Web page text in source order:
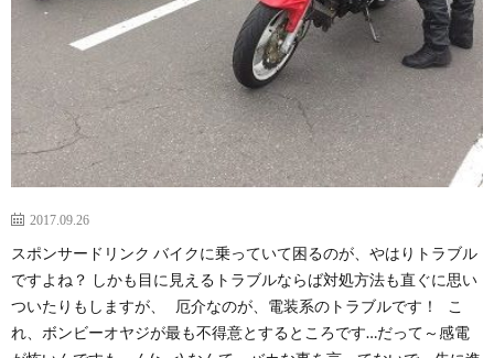
2017.09.26
スポンサードリンク バイクに乗っていて困るのが、やはりトラブル
ですよね？ しかも目に見えるトラブルならば対処方法も直ぐに思い
ついたりもしますが、 厄介なのが、電装系のトラブルです！ こ
れ、ボンビーオヤジが最も不得意とするところです…だって～感電